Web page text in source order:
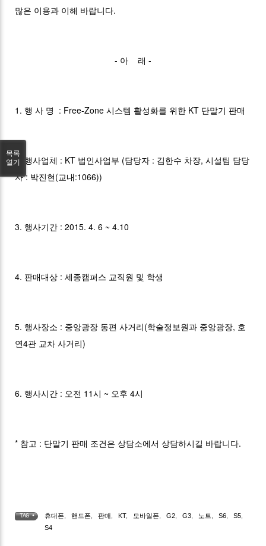
많은 이용과 이해 바랍니다.
- 아 래 -
1. 행 사 명 : Free-Zone 시스템 활성화를 위한 KT 단말기 판매
2. 행사업체 : KT 법인사업부 (담당자 : 김한수 차장, 시설팀 담당
자 : 박진현(교내:1066))
3. 행사기간 : 2015. 4. 6 ~ 4.10
4. 판매대상 : 세종캠퍼스 교직원 및 학생
5. 행사장소 : 중앙광장 동편 사거리(학술정보원과 중앙광장, 호
연4관 교차 사거리)
6. 행사시간 : 오전 11시 ~ 오후 4시
* 참고 : 단말기 판매 조건은 상담소에서 상담하시길 바랍니다.
TAG • 휴대폰 핸드폰 판매 KT, 모바일폰 G2 G3 노트 S6 S5
S4
목록
열기